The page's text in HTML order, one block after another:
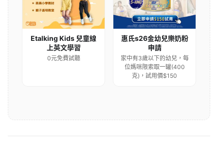
Etalking Kids 兒童線
上英文學習
0元免費試聽
惠氏s26金幼兒樂奶粉
申請
家中有3歲以下的幼兒，每
位媽咪限索取一罐(400
克)，試用價$150